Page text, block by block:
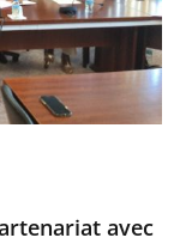
avec